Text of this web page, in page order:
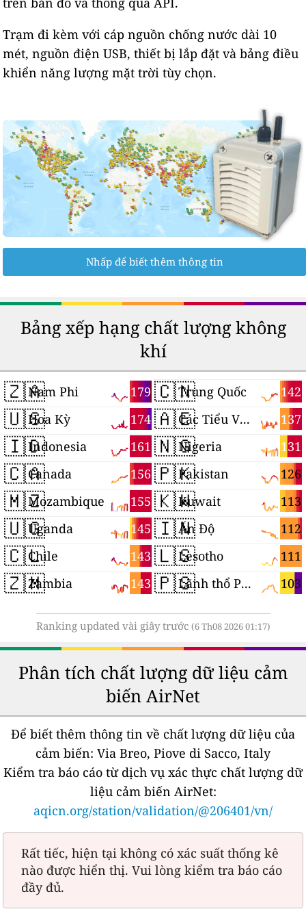
Trạm đi kèm với cáp nguồn chống nước dài 10
mét, nguồn điện USB, thiết bị lắp đặt và bảng điều
khiển năng lượng mặt trời tùy chọn.
Nhấp để biết thêm thông tin
Bảng xếp hạng chất lượng không
khí
🇿🇦 179
Nam Phi
🇺🇸 174
Hoa Kỳ
🇮🇩 161
Indonesia
🇨🇦 156
Canada
🇲🇿 155
Mozambique
🇺🇬 145
Uganda
🇨🇱 143
Chile
🇿🇲 143
Zambia
🇨🇳 142
Trung Quốc
🇦🇪 137
Các Tiểu Vương quốc Ả Rập Thống nhất
🇳🇬 131
Nigeria
🇵🇰 126
Pakistan
🇰🇼 113
Kuwait
🇮🇳 112
Ấn Độ
🇱🇸 111
Lesotho
🇵🇸 103
Lãnh thổ Palestine
Ranking updated vài giây trước (6 Th08 2026 01:17)
Phân tích chất lượng dữ liệu cảm
biến AirNet
Để biết thêm thông tin về chất lượng dữ liệu của
cảm biến: Via Breo, Piove di Sacco, Italy
Kiểm tra báo cáo từ dịch vụ xác thực chất lượng dữ
liệu cảm biến AirNet:
aqicn.org/station/validation/@206401/vn/
Rất tiếc, hiện tại không có xác suất thống kê
nào được hiển thị. Vui lòng kiểm tra báo cáo
đầy đủ.